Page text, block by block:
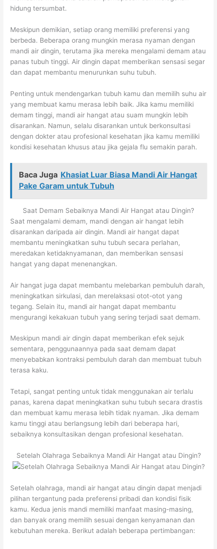
hidung tersumbat.
Meskipun demikian, setiap orang memiliki preferensi yang
berbeda. Beberapa orang mungkin merasa nyaman dengan
mandi air dingin, terutama jika mereka mengalami demam atau
panas tubuh tinggi. Air dingin dapat memberikan sensasi segar
dan dapat membantu menurunkan suhu tubuh.
Penting untuk mendengarkan tubuh kamu dan memilih suhu air
yang membuat kamu merasa lebih baik. Jika kamu memiliki
demam tinggi, mandi air hangat atau suam mungkin lebih
disarankan. Namun, selalu disarankan untuk berkonsultasi
dengan dokter atau profesional kesehatan jika kamu memiliki
kondisi kesehatan khusus atau jika gejala flu semakin parah.
Baca Juga Khasiat Luar Biasa Mandi Air Hangat
Pake Garam untuk Tubuh
Saat Demam Sebaiknya Mandi Air Hangat atau Dingin?
Saat mengalami demam, mandi dengan air hangat lebih
disarankan daripada air dingin. Mandi air hangat dapat
membantu meningkatkan suhu tubuh secara perlahan,
meredakan ketidaknyamanan, dan memberikan sensasi
hangat yang dapat menenangkan.
Air hangat juga dapat membantu melebarkan pembuluh darah,
meningkatkan sirkulasi, dan merelaksasi otot-otot yang
tegang. Selain itu, mandi air hangat dapat membantu
mengurangi kekakuan tubuh yang sering terjadi saat demam.
Meskipun mandi air dingin dapat memberikan efek sejuk
sementara, penggunaannya pada saat demam dapat
menyebabkan kontraksi pembuluh darah dan membuat tubuh
terasa kaku.
Tetapi, sangat penting untuk tidak menggunakan air terlalu
panas, karena dapat meningkatkan suhu tubuh secara drastis
dan membuat kamu merasa lebih tidak nyaman. Jika demam
kamu tinggi atau berlangsung lebih dari beberapa hari,
sebaiknya konsultasikan dengan profesional kesehatan.
Setelah Olahraga Sebaiknya Mandi Air Hangat atau Dingin?
Setelah olahraga, mandi air hangat atau dingin dapat menjadi
pilihan tergantung pada preferensi pribadi dan kondisi fisik
kamu. Kedua jenis mandi memiliki manfaat masing-masing,
dan banyak orang memilih sesuai dengan kenyamanan dan
kebutuhan mereka. Berikut adalah beberapa pertimbangan: